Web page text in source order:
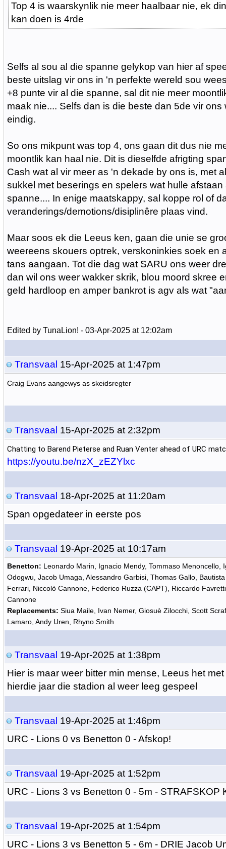
Top 4 is waarskynlik nie meer haalbaar nie, ek
kan doen is 4rde
Selfs al sou al die spanne gelykop van hier af
beste uitslag vir ons in 'n perfekte wereld sou
+8 punte vir al die spanne, sal dit nie meer
maak nie.... Selfs dan is die beste dan 5de vir ons
eindig.
So ons mikpunt was top 4, ons gaan dit dus nie
moontlik kan haal nie. Dit is dieselfde afrigting
Cash wat al vir meer as 'n dekade by ons is, met
sukkel met beserings en spelers wat hulle
spanne.... In enige maatskappy, sal koppe rol of
veranderings/demotions/disiplinêre plaas vind.
Maar soos ek die Leeus ken, gaan die unie se
weereens skouers optrek, verskoninkies soek en
tans aangaan. Tot die dag wat SARU ons weer
dan wil ons weer wakker skrik, blou moord skree
geld hardloop en amper bankrot is agv als wat
Edited by TunaLion! - 03-Apr-2025 at 12:02am
Transvaal 15-Apr-2025 at 1:47pm
Craig Evans aangewys as skeidsregter
Transvaal 15-Apr-2025 at 2:32pm
Chatting to Barend Pieterse and Ruan Venter ahead of URC
https://youtu.be/nzX_zEZYlxc
Transvaal 18-Apr-2025 at 11:20am
Span opgedateer in eerste pos
Transvaal 19-Apr-2025 at 10:17am
Benetton: Leonardo Marin, Ignacio Mendy, Tommaso Menoncello,
Odogwu, Jacob Umaga, Alessandro Garbisi, Thomas Gallo,
Ferrari, Niccolò Cannone, Federico Ruzza (CAPT), Riccardo
Cannone
Replacements: Siua Maile, Ivan Nemer, Giosuè Zilocchi, Scott
Lamaro, Andy Uren, Rhyno Smith
Transvaal 19-Apr-2025 at 1:38pm
Hier is maar weer bitter min mense, Leeus het
hierdie jaar die stadion al weer leeg gespeel
Transvaal 19-Apr-2025 at 1:46pm
URC - Lions 0 vs Benetton 0 - Afskop!
Transvaal 19-Apr-2025 at 1:52pm
URC - Lions 3 vs Benetton 0 - 5m - STRAFSKOP
Transvaal 19-Apr-2025 at 1:54pm
URC - Lions 3 vs Benetton 5 - 6m - DRIE Jacob